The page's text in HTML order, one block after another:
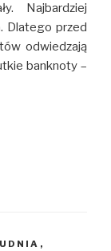
Najbardziej
Dlatego przed
odwiedzają
banknoty –
,